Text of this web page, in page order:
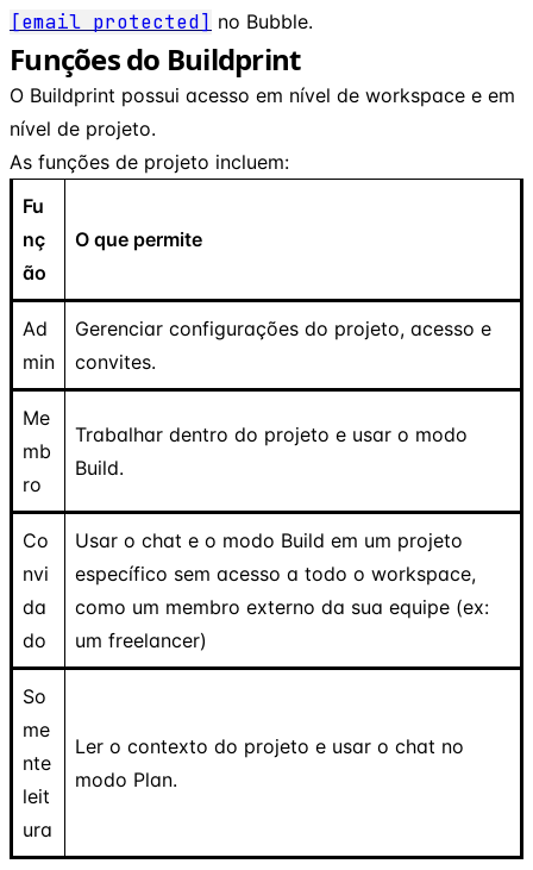
[email protected] no Bubble.
Funções do Buildprint
O Buildprint possui acesso em nível de workspace e em
nível de projeto.
As funções de projeto incluem:
Fu
nç
ão
O que permite
Ad
min
Gerenciar configurações do projeto, acesso e
convites.
Me
mb
ro
Trabalhar dentro do projeto e usar o modo
Build.
Co
nvi
da
do
Usar o chat e o modo Build em um projeto
específico sem acesso a todo o workspace,
como um membro externo da sua equipe (ex:
um freelancer)
So
me
nte
leit
ura
Ler o contexto do projeto e usar o chat no
modo Plan.